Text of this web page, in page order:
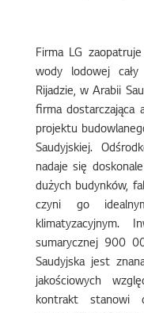
Firma LG
wody lodowej
Rijadzie, w Arabii
firma dostarczająca
projektu
Saudyjskiej.
nadaje się
dużych budynków,
czyni go
klimatyzacyjnym.
sumarycznej 900
Saudyjska jest
jakościowych
kontrakt stanowi